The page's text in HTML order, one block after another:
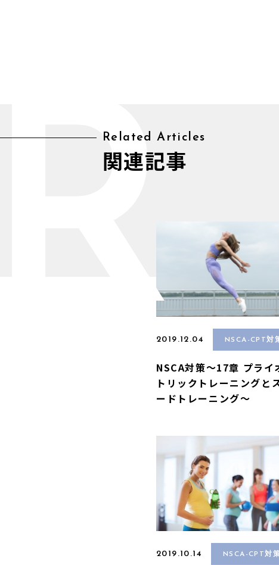
Related Articles
関連記事
2019.12.04 NSCA-CPT対
NSCA対策〜17章 プライ
トリックトレーニングと
ードトレーニング〜
2019.10.14 NSCA-CPT対